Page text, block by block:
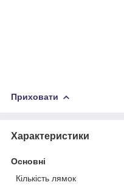
Приховати
Характеристики
Основні
Кількість лямок